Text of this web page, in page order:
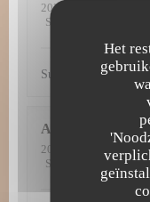
Het
2026-07-30
Service
Super découverte.
Amy
2026-07-29
- 12:30 -
Service